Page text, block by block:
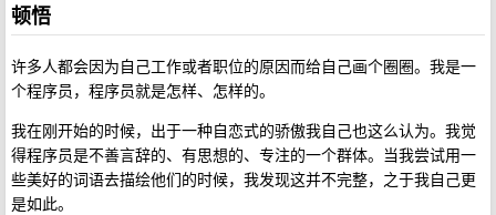
顿悟
许多人都会因为自己工作或者职位的原因而给自己画个圈圈。我是一
个程序员，程序员就是怎样、怎样的。
我在刚开始的时候，出于一种自恋式的骄傲我自己也这么认为。我觉
得程序员是不善言辞的、有思想的、专注的一个群体。当我尝试用一
些美好的词语去描绘他们的时候，我发现这并不完整，之于我自己更
是如此。